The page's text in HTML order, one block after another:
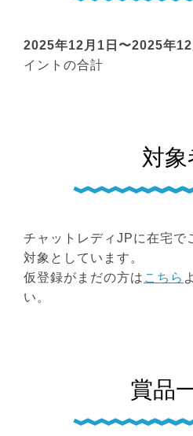
2025年12月1日〜2025年12
イントの合計
対象
チャットレディJPに在宅で
対象としています。
仮登録がまだの方は こちら
い。
賞品